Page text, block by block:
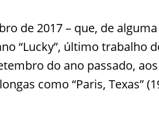
de 2017 – que, de
“Lucky”, último trabalho
do ano passado,
como “Paris, Texas”